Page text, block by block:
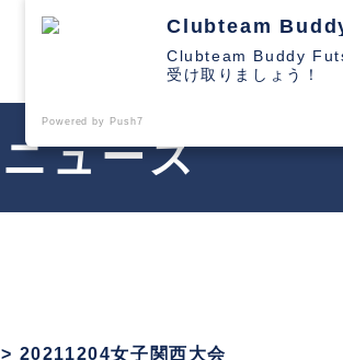
ニュース
> 20211204女子関西大会
Clubteam Buddy
受け取りましょう！
Powered by Push7